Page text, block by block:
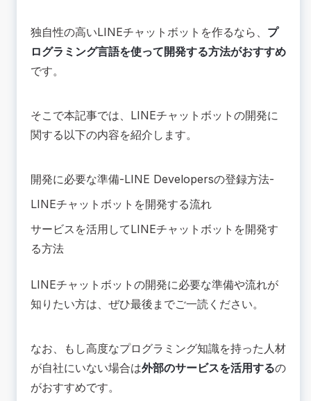
かそう
独自性の高いLINEチャットボットを作るなら、 プ
ログラミング言語を使って開発する方法がおすすめ
です。
そこで本記事では、LINEチャットボットの開発に
関する以下の内容を紹介します。
開発に必要な準備-LINE Developersの登録方法-
LINEチャットボットを開発する流れ
サービスを活用してLINEチャットボットを開発す
る方法
LINEチャットボットの開発に必要な準備や流れが
知りたい方は、ぜひ最後までご一読ください。
なお、もし高度なプログラミング知識を持った人材
が自社にいない場合は外部のサービスを活用するの
がおすすめです。